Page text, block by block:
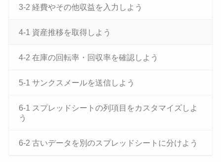
3-2 経費やその他収益を入力しよう
4-1 資産推移を取得しよう
4-2 在庫の回転率・回収率を確認しよう
5-1 サンクスメールを送信しよう
6-1 スプレッドシートの列項目をカスタマイズしよ
う
6-2 古いデータを別のスプレッドシートに分けよう